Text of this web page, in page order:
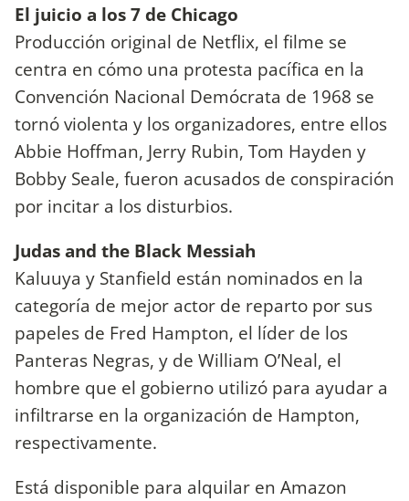
El juicio a los 7 de Chicago
Producción original de Netflix, el filme se
centra en cómo una protesta pacífica en la
Convención Nacional Demócrata de 1968 se
tornó violenta y los organizadores, entre ellos
Abbie Hoffman, Jerry Rubin, Tom Hayden y
Bobby Seale, fueron acusados de conspiración
por incitar a los disturbios.
Judas and the Black Messiah
Kaluuya y Stanfield están nominados en la
categoría de mejor actor de reparto por sus
papeles de Fred Hampton, el líder de los
Panteras Negras, y de William O’Neal, el
hombre que el gobierno utilizó para ayudar a
infiltrarse en la organización de Hampton,
respectivamente.
Está disponible para alquilar en Amazon